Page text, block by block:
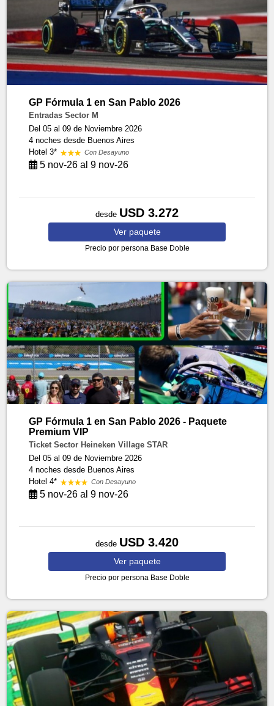
GP Fórmula 1 en San Pablo 2026
Entradas Sector M
Del 05 al 09 de Noviembre 2026
4 nochesdesde Buenos Aires
Hotel 3*
Con Desayuno
5 nov-26 al 9 nov-26
desde USD 3.272
Ver paquete
Precio por persona Base Doble
GP Fórmula 1 en San Pablo 2026 - Paquete
Premium VIP
Ticket Sector Heineken Village STAR
Del 05 al 09 de Noviembre 2026
4 nochesdesde Buenos Aires
Hotel 4*
Con Desayuno
5 nov-26 al 9 nov-26
desde USD 3.420
Ver paquete
Precio por persona Base Doble